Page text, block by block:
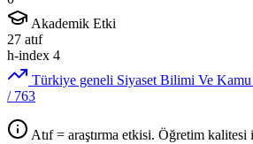
Akademik Etki
27 atıf
h-index 4
Türkiye geneli Siyaset Bilimi Ve
/ 763
Atıf = araştırma etkisi. Öğretim